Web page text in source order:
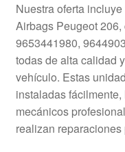
Procedimiento de
Queja
Sobre nosotros
Nuestra oferta
Airbags Peugeot
9653441980,
todas de alta calidad
vehículo. Estas
instaladas
mecánicos
realizan reparaciones